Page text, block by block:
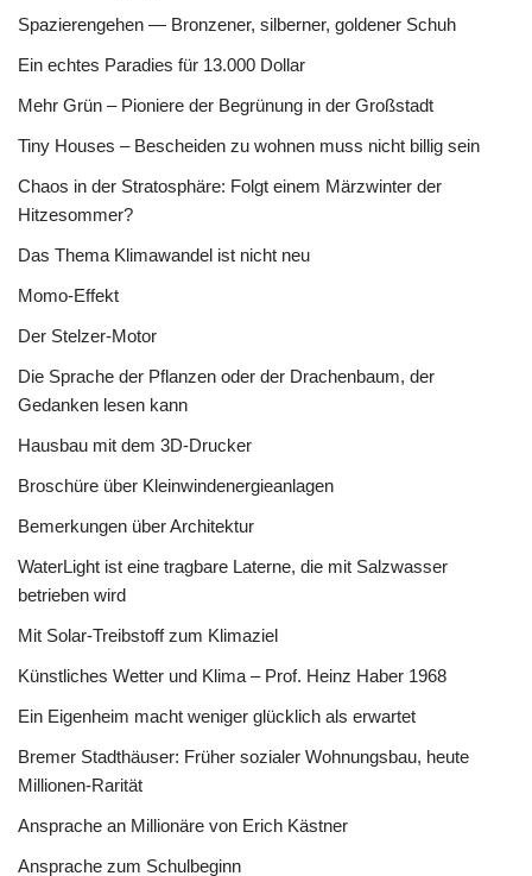
Spazierengehen — Bronzener, silberner, goldener Schuh
Ein echtes Paradies für 13.000 Dollar
Mehr Grün – Pioniere der Begrünung in der Großstadt
Tiny Houses – Bescheiden zu wohnen muss nicht billig sein
Chaos in der Stratosphäre: Folgt einem Märzwinter der
Hitzesommer?
Das Thema Klimawandel ist nicht neu
Momo-Effekt
Der Stelzer-Motor
Die Sprache der Pflanzen oder der Drachenbaum, der
Gedanken lesen kann
Hausbau mit dem 3D-Drucker
Broschüre über Kleinwindenergieanlagen
Bemerkungen über Architektur
WaterLight ist eine tragbare Laterne, die mit Salzwasser
betrieben wird
Mit Solar-Treibstoff zum Klimaziel
Künstliches Wetter und Klima – Prof. Heinz Haber 1968
Ein Eigenheim macht weniger glücklich als erwartet
Bremer Stadthäuser: Früher sozialer Wohnungsbau, heute
Millionen-Rarität
Ansprache an Millionäre von Erich Kästner
Ansprache zum Schulbeginn